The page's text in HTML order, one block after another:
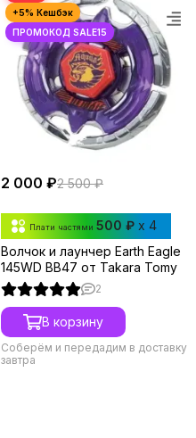
2 000 ₽2 500 ₽
Плати частями 500 ₽ x 4
Волчок и лаунчер Earth Eagle
145WD BB47 от Takara Tomy
2
В корзину
Соберём и передадим в доставку
завтра